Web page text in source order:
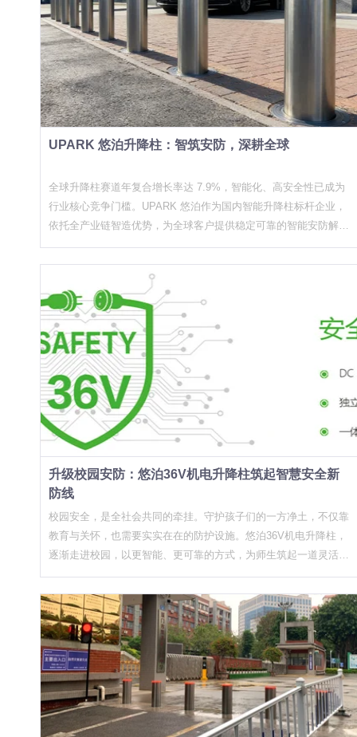
慎了。 谁在真正下单？学校和机关单位是主力 从我们接触到的项
目来看，2026年上半年真正形成采购的实际集中在两类场景。 第
一类是校园出入口。 这仍然是最大的单一需求来源，尤其以小学
和幼儿园为主。采购方普遍有两个硬性要求：一是防撞等级要达到
K4及以上，能应对真实交通事故场景；二是安装施工不能破坏现
有地面结构，工期要可控。这两个要求看似基础，实际上筛掉了市
面上相当比例的产品。 校园场景还有一个特点：采购决策链条比
较长，从总务处提出需求，到校领导审批，再到教育局备案，最后
但一旦进入招标程序，执行速度反而很快，因为有明确的时间节点
在推动。 第二类是政府机关和事业单位的周界管控。 这类需求在
2025年下半年开始明显增多，2026年继续保持增长态势。与校园
出了问题谁都担不起责任。 有意思的是，能源、交通、边境口岸
等传统重点防护单位的需求反而没有出现预期中的爆发。这些场景
的采购一直比较稳定，没有明显的增量。真正带来增量的，是以
前"没把升降柱当回事"的普通中小学校和县级政府机关。 采购方
的普遍困惑：参数看不懂、厂家分不清 虽然需求在增长，但采购
端的困惑并没有减少。这是我们做厂家视角内容时最想帮大家澄清
的几个问题。 第一个困惑：参数太多，不知道看什么。 招标文件
里经常出现的参数包括防撞等级K值、阻挡能力、上升时间、IP防
护等级、电机功率等等。但最核心的只有一个：有没有实车撞击检
测报告，报告上的K值是多少。 GA/T 1343-2016标准规定的实车
撞击测试，是用真实车辆以特定速度撞击升降柱，测试其阻挡能
力。这个测试成本极高，不是每个厂家都愿意做。市面上大量产品
招标时如果没有明确要求提供实车撞击检测报告，中标产品很可能
并不具备真正的防撞能力。 第二个困惑：价格差距太大，不知道
怎么选。 同样是升降柱，网上能搜到几千元的，也能搜到几万甚
至十几万元的。价格差距主要来自几个方面：柱体材质和厚度、驱
动方式（机电/液压）、是否通过实车撞击检测、控制系统的稳定
性和防护等级、是否具备防水性能等等。 我们建议采购方不要只
看总价，而是把招标文件中的技术要求逐项拆解，看中标产品是否
真正满足。这几年见过太多"低价中标、后期整改"的案例，最后综
合成本反而更高。 第三个困惑：安装条件到底行不行。 很多单位
在咨询阶段最常问的一个问题是：我这个地方能装吗？地下管线复
杂、地下水位高、路面结构受限——这些是实际安装中确实会遇到
的问题。 针对不同的现场条件，升降柱有多种驱动方式可选。比
放。 但从2025年下半年开始，情况变了。多地住建系统、公安局
系统，教育系统相继出台了明确要求——三级及以上风险等级的建
筑出入口，必须配备可升降的物理隔离设施。升降柱因此从"加分
项"变成了"必选项"。 背后的逻辑很直接：车辆冲撞类突发事件处
置窗口极短，安保人员靠人力拦截既不现实也危险。升降柱的核心
价值在于，它能把"识别—判断—拦截"这个流程压缩到几秒之内，
在安保人员介入之前就形成物理阻隔。 这也是为什么公安派出
所、法院、政务中心这类面向公众的政府机构，采购时往往直接标
提供这类技术文件证明，直接影响投标资质。 实际项目比政策文
件走得更快 政策在制定，市场的反应往往更快。 UPARK悠泊在2
025年第四季度完成的政府类项目中，有不少是在正式招标之前就
市场。以前法院的安保重点是安检门和X光机，出入口车辆管控长
期被忽视。但近两年的冲撞事件让这个系统开始补短板。某市级中
级人民法院在2024年底完成了一套双柱加翻板路障的组合方案，
升降柱用于日常车辆管控，翻板路障用于重大事件时的快速封路
——这种组合正在成为政府机构的参考模板。 升降柱厂家在跟进
这类项目时，通常会建议用户提前确定防护等级，而升降柱防撞等
级解析这类技术资料能够帮助采购方快速对照自身需求定级，减少
前期的沟通成本。GA/T 1343-2016标准对不同场合的防护要求有
明确分级，政府机构至少要达到C级防护，而重要窗口单位实际采
购中往往向B级靠拢，早一点把等级定清楚，后期变更的施工成本
会低很多。 采购端的变化：参数越来越细，资质要求越来越高 早
期政府招标文件中，升降柱往往只有一个简单的"自动升降"描述。
现在的招标文件已经出现了明显的变化： 一是控制方式必须支
持"遥控+联动"双模式。单一遥控已经不够，采购方要求升降柱能
户外使用的升降柱长期承受雨水和潮湿环境影响，筒体积水导致的
故障是政府机构最常见的售后问题。UPARK悠泊的机电升降柱采
用整机密封设计，水不会从上方渗入筒体，地下水也不会从筒底反
渗——这个特点在向政府机构介绍时，往往能有效缩短决策周期。
三是维保条款被写进了合同正文。以前升降柱作为附属设施，维保
往往被归入"其他"条款。现在政务中心，医院、学校等机构采购
时，会明确要求"故障响应时间≤4小时，定期巡检每季度一次"，升
UPARK 悠泊升降柱：智筑安防，深耕全球
全球升降柱赛道年复合增长率达 7.9%，智能化、高安全性已成为
行业核心竞争门槛。UPARK 悠泊作为国内智能升降柱标杆企业，
依托全产业链智造优势，为全球客户提供稳定可靠的智能安防解决
方案。硬核产品，全场景适配我们聚焦升降柱核心品类，完成全系
列智能化迭代，核心能力直击客户需求：• 智能集成：搭载 AI 识
别与 5G 物联网模块，支持车牌识别、远程集群联动，可无缝接入
智慧城市、智慧园区管理平台；• 安全达标：全系产品符合国际主
流反恐防冲撞标准，可满足政府、机场、核电等高安全等级场景的
防护需求；
升级校园安防：悠泊36V机电升降柱筑起智慧安全新
防线
校园安全，是全社会共同的牵挂。守护孩子们的一方净土，不仅靠
教育与关怀，也需要实实在在的防护设施。悠泊36V机电升降柱，
逐渐走进校园，以更智能、更可靠的方式，为师生筑起一道灵活而
坚实的安全屏障。